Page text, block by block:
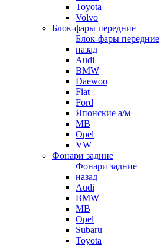
Toyota
Volvo
Блок-фары передние
Блок-фары передние
назад
Audi
BMW
Daewoo
Fiat
Ford
Японские а/м
MB
Opel
VW
Фонари задние
Фонари задние
назад
Audi
BMW
MB
Opel
Subaru
Toyota